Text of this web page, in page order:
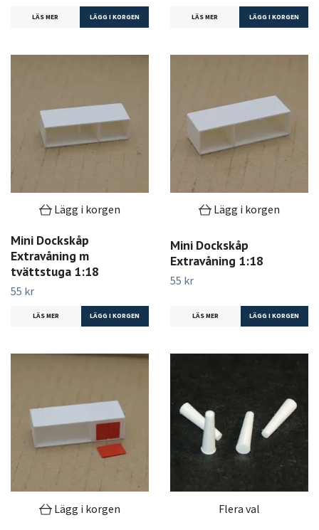
LÄS MER LÄGG I KORGEN LÄS MER LÄGG I KORGEN
Lägg i korgen
Mini Dockskåp
Extravåning m
tvättstuga 1:18
55 kr
LÄS MER
Lägg i korgen
Mini Dockskåp
Extravåning 1:18
55 kr
LÄS MER
Lägg i korgen Flera val